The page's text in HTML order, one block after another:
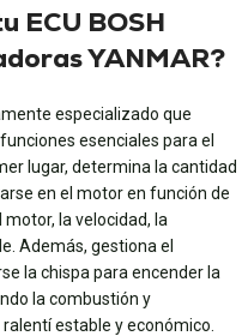
ECU BOSH
YANMAR?
especializado que
esenciales para el
lugar, determina la cantidad
en el motor en función de
la velocidad, la
Además, gestiona el
la chispa para encender la
la combustión y
estable y económico.